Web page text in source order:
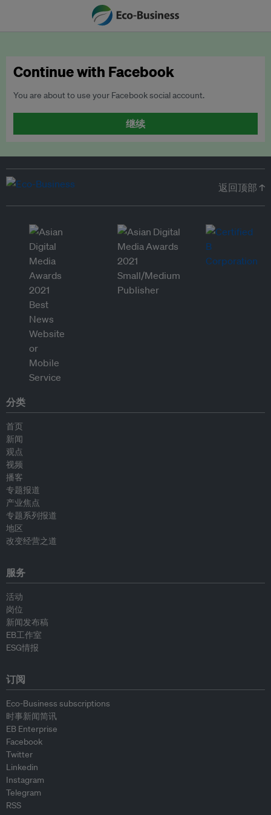
Continue with Facebook
You are about to use your Facebook social account.
继续
返回顶部 ↑
分类
首页
新闻
观点
视频
播客
专题报道
产业焦点
专题系列报道
地区
改变经营之道
服务
活动
岗位
新闻发布稿
EB工作室
ESG情报
订阅
Eco-Business subscriptions
时事新闻简讯
EB Enterprise
Facebook
Twitter
Linkedin
Instagram
Telegram
RSS